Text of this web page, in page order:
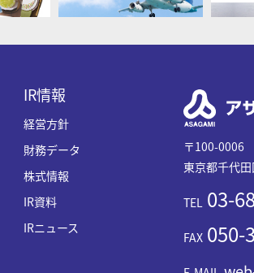
IR情報
経営方針
財務データ
株式情報
IR資料
IRニュース
〒100-0006
東京都千代
TEL03-
FAX050-